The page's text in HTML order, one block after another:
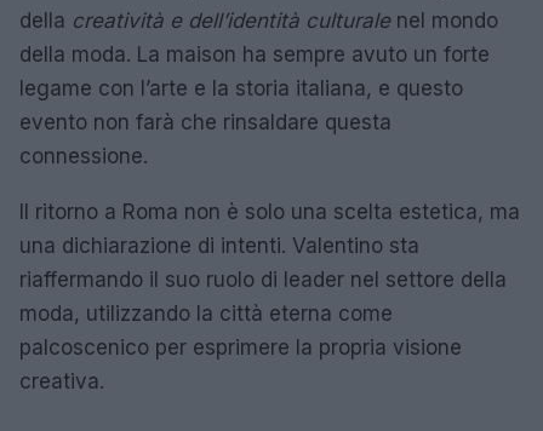
della creatività e dell’identità culturalenel mondo
della moda. La maison ha sempre avuto un forte
legame con l’arte e la storia italiana, e questo
evento non farà che rinsaldare questa
connessione.
Il ritorno a Roma non è solo una scelta estetica, ma
una dichiarazione di intenti. Valentino sta
riaffermando il suo ruolo di leader nel settore della
moda, utilizzando la città eterna come
palcoscenico per esprimere la propria visione
creativa.